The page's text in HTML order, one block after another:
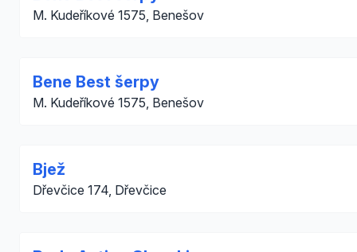
M. Kudeříkové 1575, Benešov
Bene Best šerpy
M. Kudeříkové 1575, Benešov
Bjež
Dřevčice 174, Dřevčice